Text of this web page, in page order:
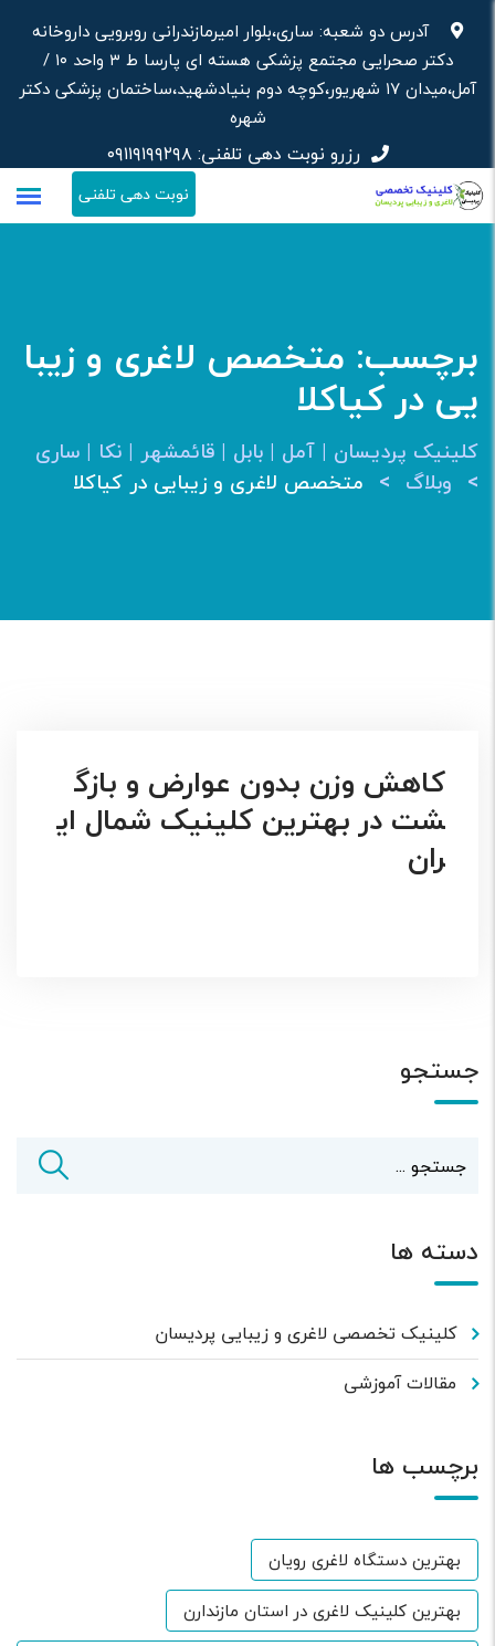
محتوا
آدرس دو شعبه: ساری،بلوار امیرمازندرانی روبرویی داروخانه‌
دکتر صحرایی مجتمع پزشکی هسته ای پارسا ط ۳ واحد ۱۰ /
آمل،میدان ۱۷ شهریور،کوچه دوم بنیادشهید،ساختمان پزشکی دکتر
شهره
رزرو نوبت دهی تلفنی:۰۹۱۱۹۱۹۹۲۹۸
نوبت دهی تلفنی
برچسب: متخصص لاغری و زیبا
یی در کیاکلا
کلینیک پردیسان | آمل | بابل | قائمشهر | نکا | ساری
> وبلاگ > متخصص لاغری و زیبایی در کیاکلا
کاهش وزن بدون عوارض و بازگ
شت در بهترین کلینیک شمال ای
ران
جستجو
دسته ها
کلینیک تخصصی لاغری و زیبایی پردیسان
مقالات آموزشی
برچسب ها
بهترین دستگاه لاغری رویان
بهترین کلینیک لاغری در استان مازندارن